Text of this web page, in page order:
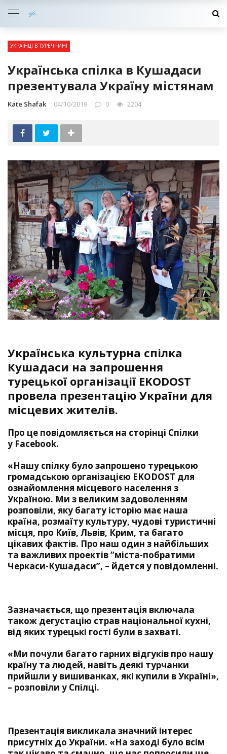
УКРАЇНЦІ В ТУРЕЧЧИНІ
Українська спілка в Кушадаси
презентувала Україну містянам
Kate Shafak 04/10/2019 0 2204
Українська культурна спілка
Кушадаси на запрошення
турецької організації EKODOST
провела презентацію України для
місцевих жителів.
Про це повідомляється на сторінці Спілки
у Facebook.
«Нашу спілку було запрошено турецькою
громадською організацією EKODOST для
ознайомлення місцевого населення з
Україною. Ми з великим задоволенням
розповіли, яку багату історію має наша
країна, розмаїту культуру, чудові туристичні
місця, про Київ, Львів, Крим, та багато
цікавих фактів. Про наш один з найбільших
та важливих проектів “міста-побратими
Черкаси-Кушадаси”, – йдется у повідомленні.
Зазначається, що презентація включала
також дегустацію страв національної кухні,
від яких турецькі гості були в захваті.
«Ми почули багато гарних відгуків про нашу
країну та людей, навіть деякі турчанки
прийшли у вишиванках, які купили в Україні»,
– розповіли у Спілці.
Презентація викликала значний інтерес
присутніх до України. «На заході було всім